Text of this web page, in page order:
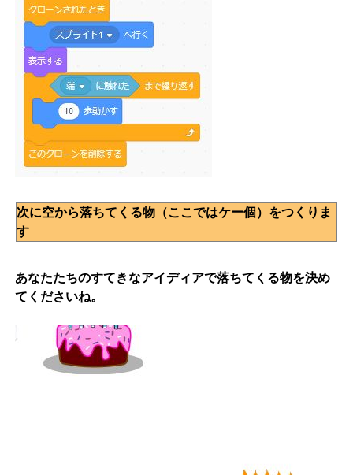
次に空から落ちてくる物（ここではケー個）をつくりま
す
あなたたちのすてきなアイディアで落ちてくる物を決め
てくださいね。